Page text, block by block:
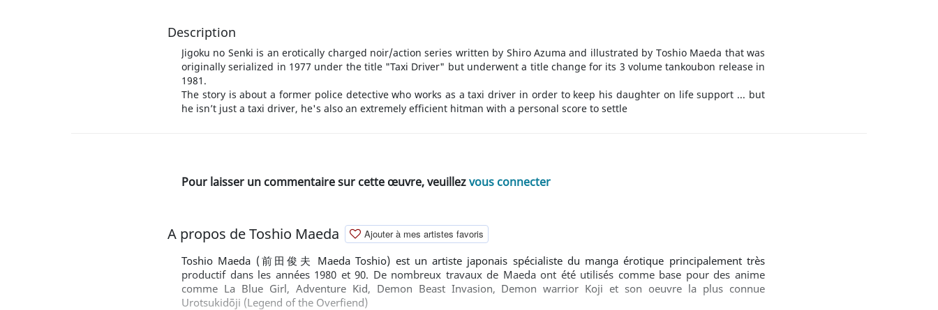
Description
Jigoku no Senki is an erotically charged noir/action series written by Shiro Azuma and illustrated by Toshio Maeda that was
originally serialized in 1977 under the title "Taxi Driver" but underwent a title change for its 3 volume tankoubon release in
1981.
The story is about a former police detective who works as a taxi driver in order to keep his daughter on life support ... but
he isn’t just a taxi driver, he's also an extremely efficient hitman with a personal score to settle
Pour laisser un commentaire sur cette œuvre, veuillezvous connecter
A propos de Toshio Maeda Ajouter à mes artistes favoris
Toshio Maeda (前田俊夫 Maeda Toshio) est un artiste japonais spécialiste du manga érotique principalement très
productif dans les années 1980 et 90. De nombreux travaux de Maeda ont été utilisés comme base pour des anime
comme La Blue Girl, Adventure Kid, Demon Beast Invasion, Demon warrior Koji et son oeuvre la plus connue
Urotsukidōji (Legend of the Overfiend)